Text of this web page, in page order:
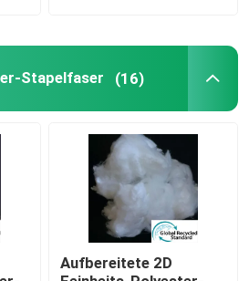
Stapelfaser (16)
Aufbereitete 2D